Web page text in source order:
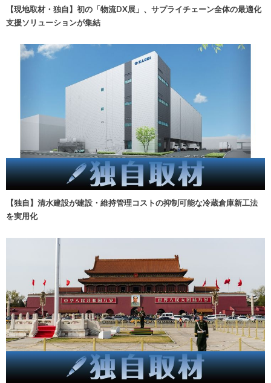
【現地取材・独自】初の「物流DX展」、サプライチェーン全体の最適化
支援ソリューションが集結
【独自】清水建設が建設・維持管理コストの抑制可能な冷蔵倉庫新工法
を実用化